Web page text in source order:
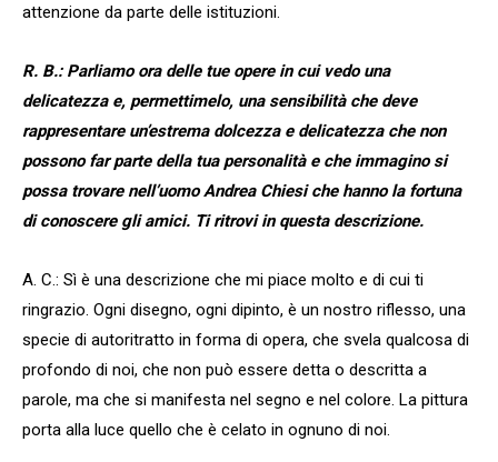
attenzione da parte delle istituzioni.
R. B.: Parliamo ora delle tue opere in cui vedo una
delicatezza e, permettimelo, una sensibilità che deve
rappresentare un’estrema dolcezza e delicatezza che non
possono far parte della tua personalità e che immagino si
possa trovare nell’uomo Andrea Chiesi che hanno la fortuna
di conoscere gli amici. Ti ritrovi in questa descrizione.
A. C.: Sì è una descrizione che mi piace molto e di cui ti
ringrazio. Ogni disegno, ogni dipinto, è un nostro riflesso, una
specie di autoritratto in forma di opera, che svela qualcosa di
profondo di noi, che non può essere detta o descritta a
parole, ma che si manifesta nel segno e nel colore. La pittura
porta alla luce quello che è celato in ognuno di noi.